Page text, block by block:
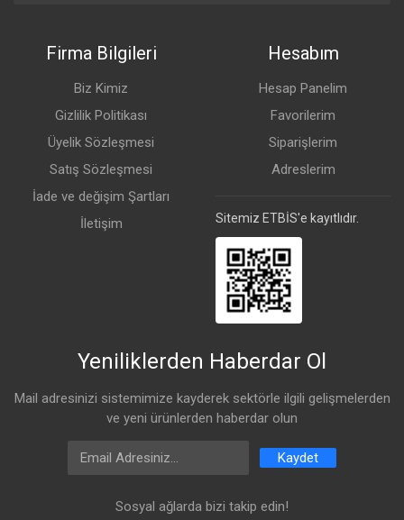
modern WEB
Android tabanlı
bölgeye göre
2160 MHz/4320
MHz (channel
60480, 61560,
62640, 63720,
genişliğine göre
farklılık
Işınım
Firma Bilgileri
Biz Kimiz
Gizlilik Politikası
Üyelik Sözleşmesi
Satış Sözleşmesi
İade ve değişim Şartları
İletişim
Hesabım
Hesap Panelim
Favorilerim
Siparişlerim
Adreslerim
Sitemiz ETBİS'e kayıtlıdır.
Yeniliklerden Haberdar Ol
Mail adresinizi sistemimize kayderek sektörle ilgili gelişmelerden
ve yeni ürünlerden haberdar olun
Email Address
Kaydet
Sosyal ağlarda bizi takip edin!